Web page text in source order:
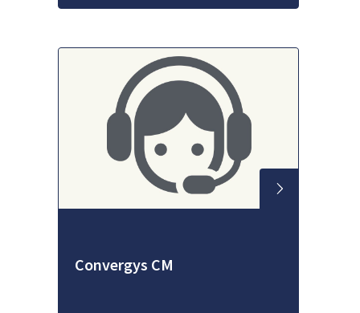
Convergys CM